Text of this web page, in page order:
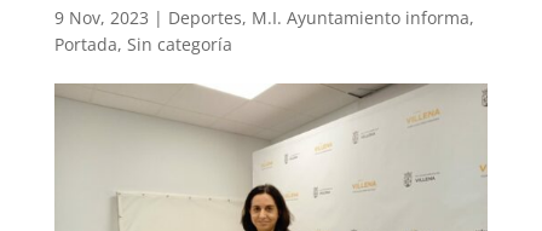
9 Nov, 2023 | Deportes, M.I. Ayuntamiento informa,
Portada, Sin categoría